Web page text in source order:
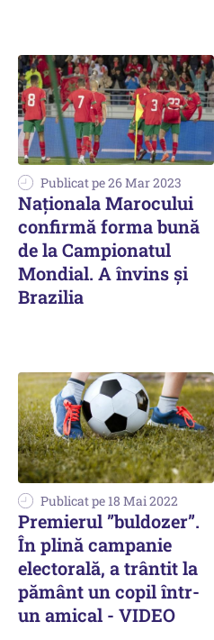
Publicat pe 26 Mar 2023
Naţionala Marocului
confirmă forma bună
de la Campionatul
Mondial. A învins şi
Brazilia
Publicat pe 18 Mai 2022
Premierul ”buldozer”.
În plină campanie
electorală, a trântit la
pământ un copil într-
un amical - VIDEO